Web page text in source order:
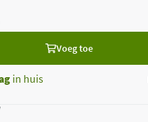
Voeg toe
in huis